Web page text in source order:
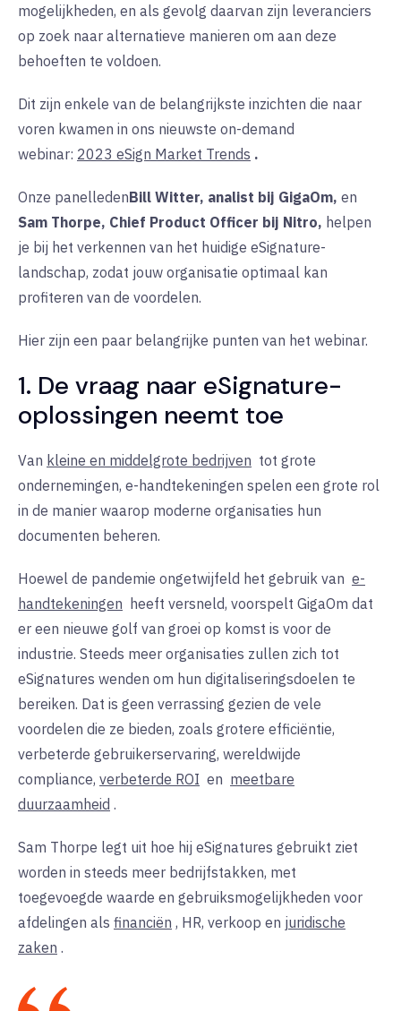
mogelijkheden, en als gevolg daarvan zijn leveranciers
op zoek naar alternatieve manieren om aan deze
behoeften te voldoen.
Dit zijn enkele van de belangrijkste inzichten die naar
voren kwamen in ons nieuwste on-demand
webinar: 2023 eSign Market Trends .
Onze panelledenBill Witter, analist bij GigaOm, en
Sam Thorpe, Chief Product Officer bij Nitro, helpen
je bij het verkennen van het huidige eSignature-
landschap, zodat jouw organisatie optimaal kan
profiteren van de voordelen.
Hier zijn een paar belangrijke punten van het webinar.
1. De vraag naar eSignature-
oplossingen neemt toe
Van kleine en middelgrote bedrijven tot grote
ondernemingen, e-handtekeningen spelen een grote rol
in de manier waarop moderne organisaties hun
documenten beheren.
Hoewel de pandemie ongetwijfeld het gebruik van e-
handtekeningen heeft versneld, voorspelt GigaOm dat
er een nieuwe golf van groei op komst is voor de
industrie. Steeds meer organisaties zullen zich tot
eSignatures wenden om hun digitaliseringsdoelen te
bereiken. Dat is geen verrassing gezien de vele
voordelen die ze bieden, zoals grotere efficiëntie,
verbeterde gebruikerservaring, wereldwijde
compliance, verbeterde ROI en meetbare
duurzaamheid .
Sam Thorpe legt uit hoe hij eSignatures gebruikt ziet
worden in steeds meer bedrijfstakken, met
toegevoegde waarde en gebruiksmogelijkheden voor
afdelingen als financiën , HR, verkoop en juridische
zaken .